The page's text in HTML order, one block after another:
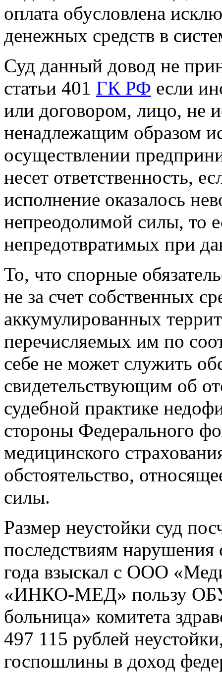
оплата обусловлена
денежных средств в
Суд данный довод не
статьи 401 ГК РФ если
или договором, лицо, не
ненадлежащим образом
осуществлении
несет ответственность,
исполнение оказалось
непреодолимой силы, то
непредотвратимых при
То, что спорные
не за счет собственных
аккумулированных
перечисляемых им по
себе не может служить
свидетельствующим об
судебной практике
стороны Федерального
медицинского
обстоятельство,
силы.
Размер неустойки суд
последствиям нарушения
года взыскал с ООО
«ИНКО-МЕД» пользу
больница» комитета
497 115 рублей
госпошлины в доход